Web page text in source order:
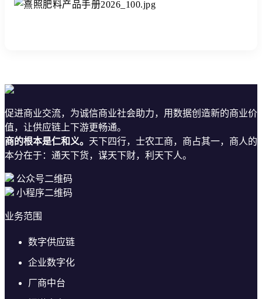
促进商业交流，为诚信商业社会助力，用数据创造新的商业价
值，让供应链上下游更畅通。
商的根本是仁和义。 天下四行，士农工商，商占其一，商人的
本分在于：通天下货，谋天下财，利天下人。
公众号二维码
小程序二维码
业务范围
数字供应链
企业数字化
厂商中台